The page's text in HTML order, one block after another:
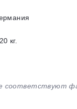
кг.
соответствуют